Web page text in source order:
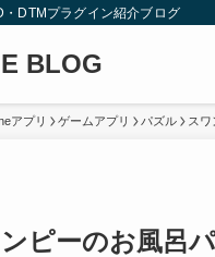
DTMプラグイン紹介ブログ
BLOG
アプリ ゲームアプリ パズル スワ
ピーのお風呂